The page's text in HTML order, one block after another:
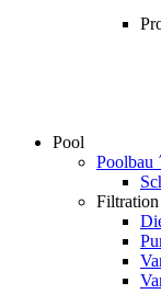
Pool
Poolbau
Filtration